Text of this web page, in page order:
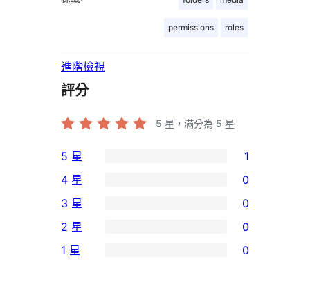
permissions roles
進階檢視
評分
5 星，滿分為 5 星
1
個
5
星
使
5 星 1
個
4
星
4 星 0
0
個
3
3 星 0
個
2 星 0
1 星 0